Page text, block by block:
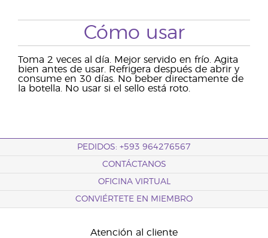
Cómo usar
Toma 2 veces al día. Mejor servido en frío. Agita
bien antes de usar. Refrigera después de abrir y
consume en 30 días. No beber directamente de
la botella. No usar si el sello está roto.
PEDIDOS: +593 964276567
CONTÁCTANOS
OFICINA VIRTUAL
CONVIÉRTETE EN MIEMBRO
Atención al cliente